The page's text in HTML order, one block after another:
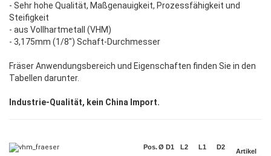
- Sehr hohe Qualität, Maßgenauigkeit, Prozessfähigkeit und
Steifigkeit
- aus Vollhartmetall (VHM)
- 3,175mm (1/8") Schaft-Durchmesser
Fräser Anwendungsbereich und Eigenschaften finden Sie in den
Tabellen darunter.
Industrie-Qualität, kein China Import.
Pos. Ø D1 L2 L1 D2
Artikel